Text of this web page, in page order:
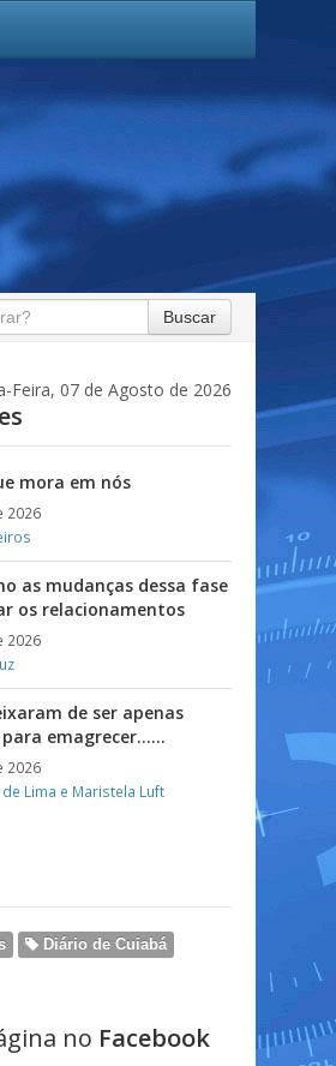
Buscar
Feira, 07 de Agosto de 2026
mora em nós
2026
as mudanças dessa fase
os relacionamentos
2026
de ser apenas
emagrecer……
2026
Lima e Maristela Luft
Diário de Cuiabá
no Facebook